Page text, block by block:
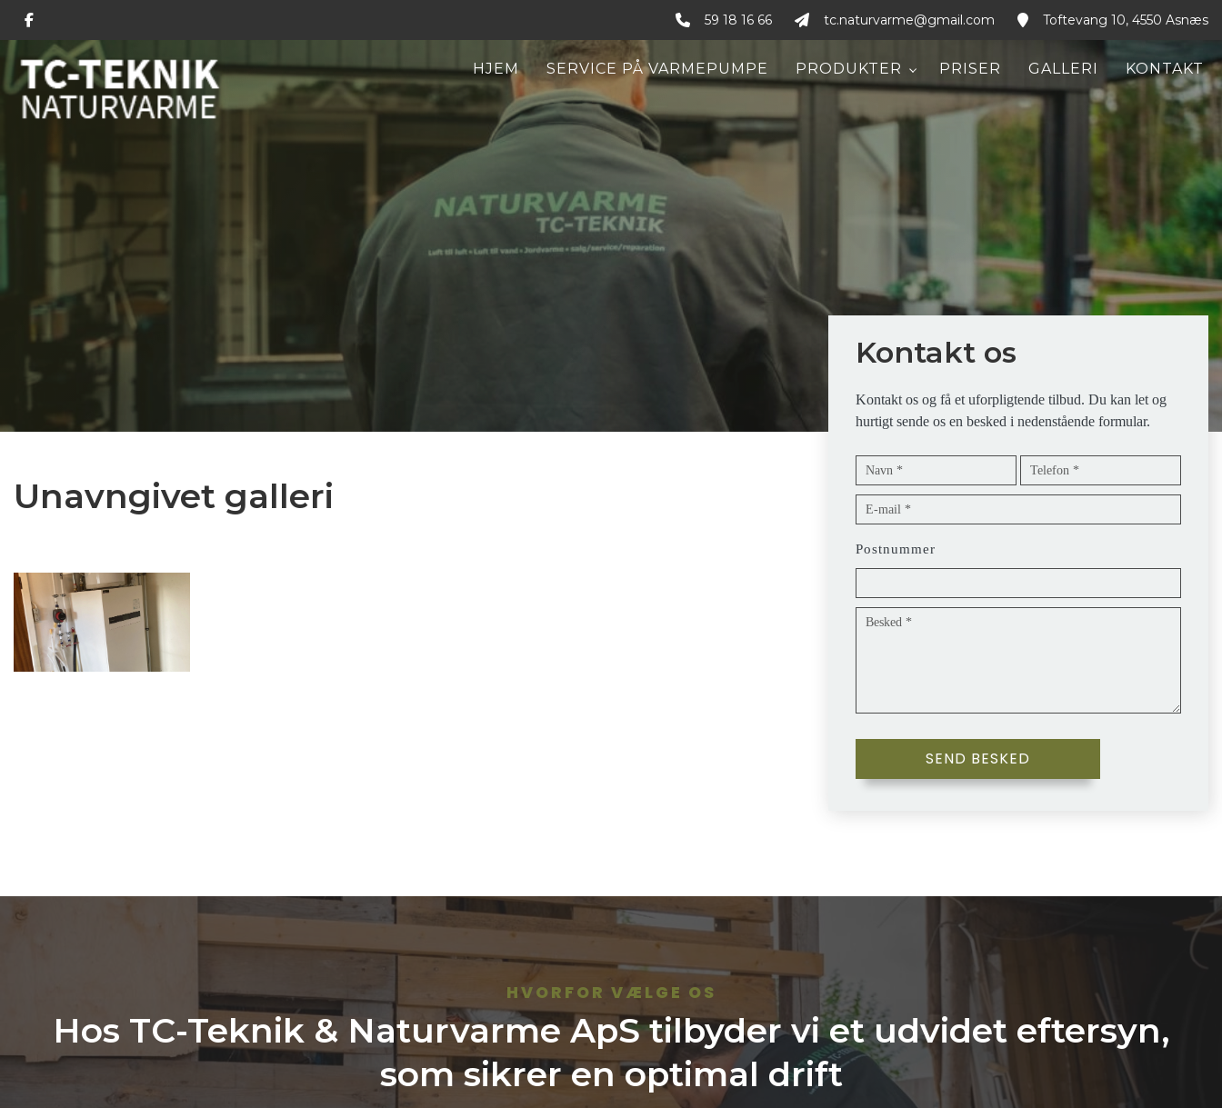
hovedindhold
59 18 16 66 tc.naturvarme@gmail.com Toftevang 10, 4550 Asnæs
HJEM SERVICE PÅ VARMEPUMPE PRODUKTER PRISER GALLERI KONTAKT
Unavngivet galleri
Kontakt os
Kontakt os og få et uforpligtende tilbud. Du kan let og
hurtigt sende os en besked i nedenstående formular.
Postnummer
HVORFOR VÆLGE OS
Hos TC-Teknik & Naturvarme ApS tilbyder vi et udvidet eftersyn,
som sikrer en optimal drift